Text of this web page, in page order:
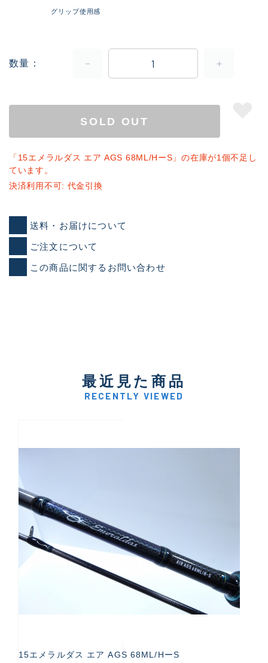
グリップ使用感
数量
SOLD OUT
「15エメラルダス エア AGS 68ML/HーS」の在庫が1個不足し
ています。
決済利用不可: 代金引換
送料・お届けについて
ご注文について
この商品に関するお問い合わせ
最近見た商品
RECENTLY VIEWED
15エメラルダス エア AGS 68ML/HーS